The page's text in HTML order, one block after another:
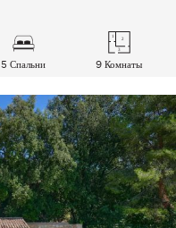
5 Спальни 9 Комнаты